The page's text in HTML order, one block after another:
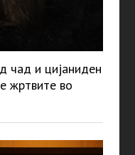
чад и цијаниден
жртвите во